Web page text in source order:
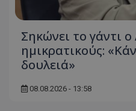
Σηκώνει το γάντι
ημικρατικούς:
δουλειά»
08.08.2026 - 13:58
ASP.NET_SessionId